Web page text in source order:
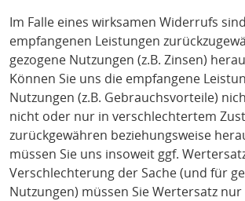
Im Falle eines wirksamen Widerrufs
empfangenen Leistungen
gezogene Nutzungen (z.B. Zinsen)
Können Sie uns die empfangene
Nutzungen (z.B. Gebrauchsvorteile)
nicht oder nur in verschlechtertem
zurückgewähren beziehungsweise
müssen Sie uns insoweit ggf.
Verschlechterung der Sache (und für
Nutzungen) müssen Sie Wertersatz